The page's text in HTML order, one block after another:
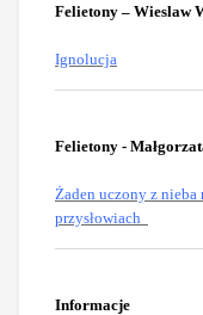
Felietony – Wieslaw
Ignolucja
Felietony -
Żaden uczony z
przysłowiach
Informacje